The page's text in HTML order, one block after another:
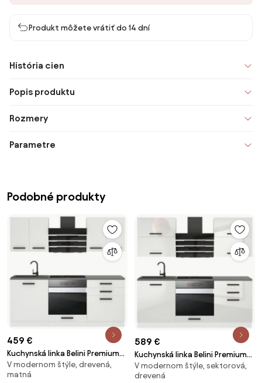
Produkt môžete vrátiť do 14 dní
História cien
Popis produktu
Rozmery
Parametre
Podobné produkty
459 €
Kuchynská linka Belini Premium
Full Version 180 cm biely mat s
pracovnou doskou MARY
V modernom štýle, drevená,
matná
589 €
Kuchynská linka Belini Premium
Full Version 180 cm biely lesk s
pracovnou doskou EMILY
V modernom štýle, sektorová,
drevená